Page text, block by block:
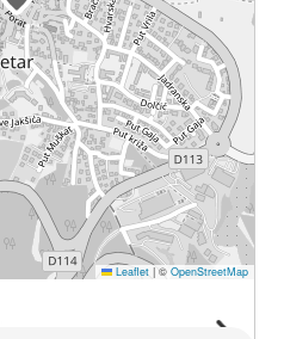
Leaflet |© OpenStreetMap